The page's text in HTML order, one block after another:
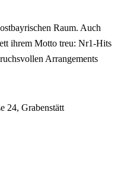
Raum. Auch
ihrem Motto treu: Nr1-Hits
Arrangements
24, Grabenstätt